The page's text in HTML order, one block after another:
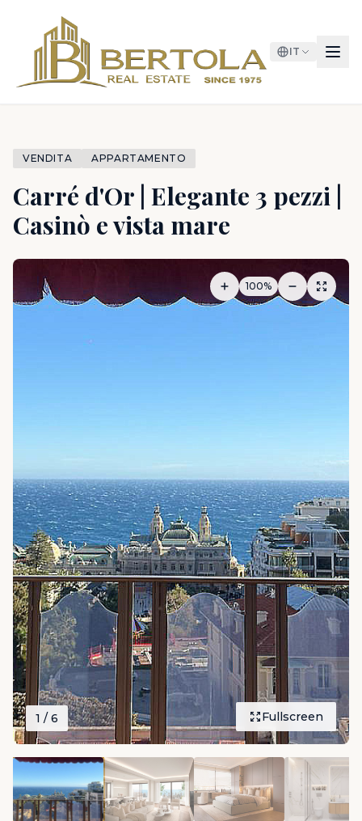
IT
VENDITA APPARTAMENTO
Carré d'Or | Elegante 3 pezzi |
Casinò e vista mare
100%
Fullscreen
1 / 6